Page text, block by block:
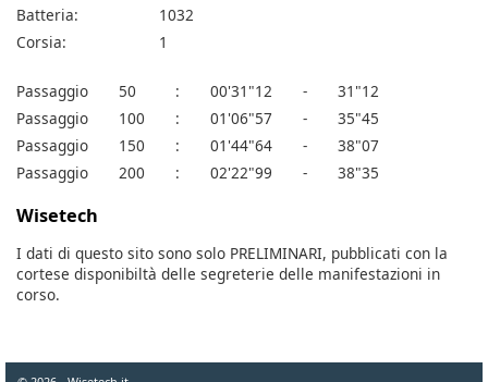
Batteria:
1032
Corsia:
1
Passaggio 50 : 00'31"12 -
31"12
Passaggio
100 : 01'06"57 -
35"45
Passaggio
150 : 01'44"64 -
38"07
Passaggio
200 : 02'22"99 - 38"35
Wisetech
I dati di questo sito sono solo PRELIMINARI, pubblicati con la
cortese disponibiltà delle segreterie delle manifestazioni in
corso.